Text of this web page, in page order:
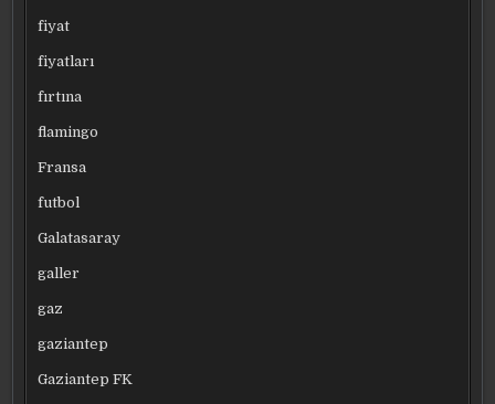
fiyat
fiyatları
fırtına
flamingo
Fransa
futbol
Galatasaray
galler
gaz
gaziantep
Gaziantep FK